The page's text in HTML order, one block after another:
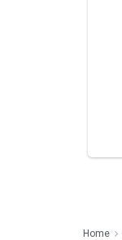
Home